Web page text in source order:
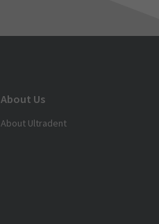
About Us
About Ultradent